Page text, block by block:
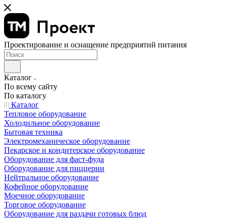
Проектирование и оснащение предприятий питания
Каталог
По всему сайту
По каталогу
Каталог
Тепловое оборудование
Холодильное оборудование
Бытовая техника
Электромеханическое оборудование
Пекарское и кондитерское оборудование
Оборудование для фаст-фуда
Оборудование для пиццерии
Нейтральное оборудование
Кофейное оборудование
Моечное оборудование
Торговое оборудование
Оборудование для раздачи готовых блюд